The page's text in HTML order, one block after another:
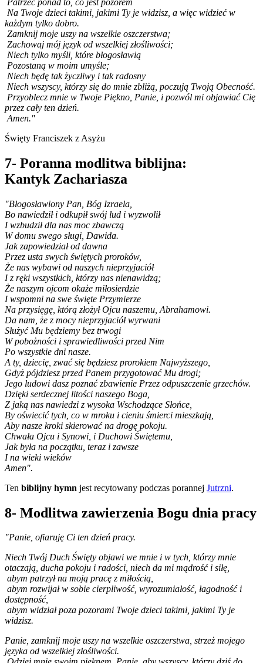
Na Twoje dzieci takimi, jakimi Ty je widzisz, a więc widzieć w
każdym tylko dobro.
Zamknij moje uszy na wszelkie oszczerstwa;
Zachowaj mój język od wszelkiej złośliwości;
Niech tylko myśli, które błogosławią
Pozostaną w moim umyśle;
Niech będę tak życzliwy i tak radosny
Niech wszyscy, którzy się do mnie zbliżą, poczują Twoją Obecność.
Przyoblecz mnie w Twoje Piękno, Panie, i pozwól mi objawiać Cię
przez cały ten dzień.
Amen."
Święty Franciszek z Asyżu
7- Poranna modlitwa biblijna:
Kantyk Zachariasza
"Błogosławiony Pan, Bóg Izraela,
Bo nawiedził i odkupił swój lud i wyzwolił
I wzbudził dla nas moc zbawczą
W domu swego sługi, Dawida.
Jak zapowiedział od dawna
Przez usta swych świętych proroków,
Że nas wybawi od naszych nieprzyjaciół
I z ręki wszystkich, którzy nas nienawidzą;
Że naszym ojcom okaże miłosierdzie
I wspomni na swe święte Przymierze
Na przysięgę, którą złożył Ojcu naszemu, Abrahamowi.
Da nam, że z mocy nieprzyjaciół wyrwani
Służyć Mu będziemy bez trwogi
W pobożności i sprawiedliwości przed Nim
Po wszystkie dni nasze.
A ty, dziecię, zwać się będziesz prorokiem Najwyższego,
Gdyż pójdziesz przed Panem przygotować Mu drogi;
Jego ludowi dasz poznać zbawienie Przez odpuszczenie grzechów.
Dzięki serdecznej litości naszego Boga,
Z jaką nas nawiedzi z wysoka Wschodzące Słońce,
By oświecić tych, co w mroku i cieniu śmierci mieszkają,
Aby nasze kroki skierować na drogę pokoju.
Chwała Ojcu i Synowi, i Duchowi Świętemu,
Jak była na początku, teraz i zawsze
I na wieki wieków
Amen".
Ten biblijny hymn jest recytowany podczas porannej Jutrzni.
8- Modlitwa zawierzenia Bogu dnia pracy
"Panie, ofiaruję Ci ten dzień pracy.
Niech Twój Duch Święty objawi we mnie i w tych, którzy mnie
otaczają, ducha pokoju i radości, niech da mi mądrość i siłę,
abym patrzył na moją pracę z miłością,
abym rozwijał w sobie cierpliwość, wyrozumiałość, łagodność i
dostępność,
abym widział poza pozorami Twoje dzieci takimi, jakimi Ty je
widzisz.
Panie, zamknij moje uszy na wszelkie oszczerstwa, strzeż mojego
języka od wszelkiej złośliwości.